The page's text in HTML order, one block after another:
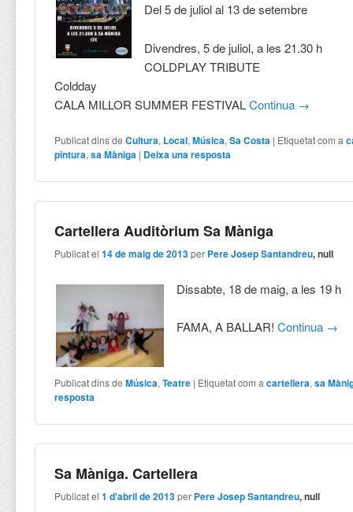
Del 5 de juliol al 13 de setembre
Divendres, 5 de juliol, a les 21.30 h
COLDPLAY TRIBUTE
Coldday
CALA MILLOR SUMMER FESTIVALContinua →
Publicat dins de Cultura, Local,Música,Sa Costa | Etiquetat com a
pintura,sa Màniga | Deixa una resposta
Cartellera Auditòrium Sa Màniga
Publicat el14 de maig de 2013 per Pere Josep Santandreu, null
Dissabte, 18 de maig, a les 19 h
FAMA, A BALLAR!Continua →
Publicat dins de Música,Teatre | Etiquetat com a cartellera,sa
resposta
Sa Màniga. Cartellera
Publicat el1 d'abril de 2013 per Pere Josep Santandreu, null